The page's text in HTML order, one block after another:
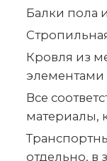
Балки пола
Кровля из
элементами
Все
материалы,
отдельно, в